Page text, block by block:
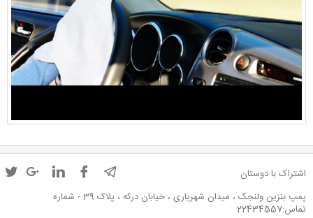
اشتراک با دوستان
پمپ بنزین ولنجک ، میدان شهریاری ، خیابان درکه ، پلاک 39 - شماره
تماس:22434557